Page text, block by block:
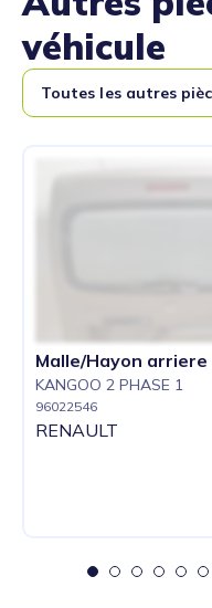
véhicule
Toutes les autres
Malle/Hayon arriere
KANGOO 2 PHASE 1
96022546
RENAULT